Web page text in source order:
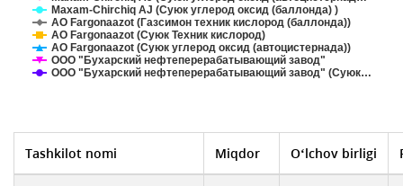
Maxam-Chirchiq AJ (Суюк углерод оксид (баллонда) )
АО Fargonaazot (Газсимон техник кислород (баллонда))
АО Fargonaazot (Суюк Техник кислород)
АО Fargonaazot (Суюк углерод оксид (автоцистернада))
ООО "Бухарский нефтеперерабатывающий завод"
ООО "Бухарский нефтеперерабатывающий завод" (Суюк…
Tashkilot nomi Miqdor O‘lchov birligi